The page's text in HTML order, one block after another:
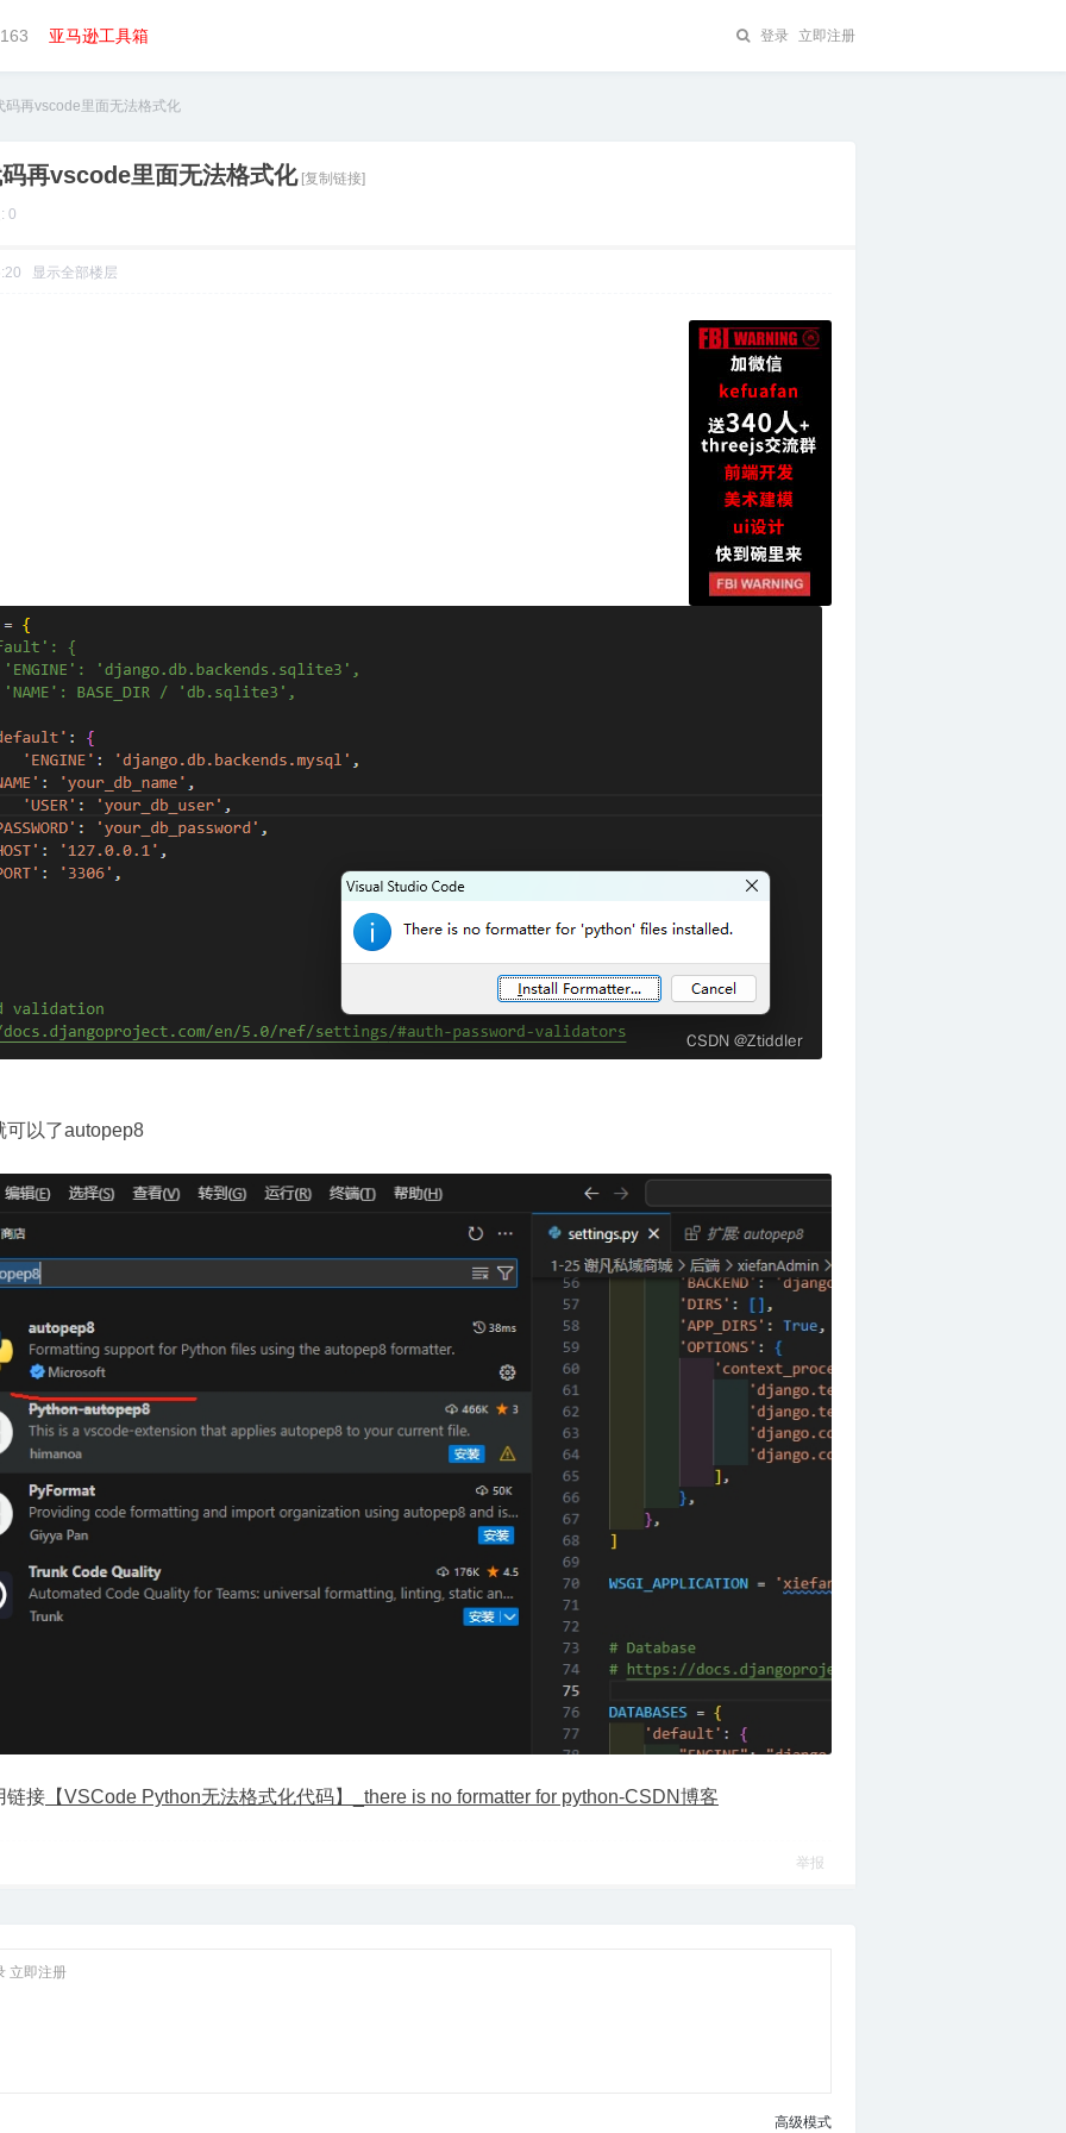
亚马逊工具箱 登录 立即注册
码再vscode里面无法格式化
再vscode里面无法格式化 [复制链接]
0
显示全部楼层
可以了autopep8
链接 【VSCode Python无法格式化代码】_there is no formatter for python-CSDN博客
举报
立即注册
高级模式